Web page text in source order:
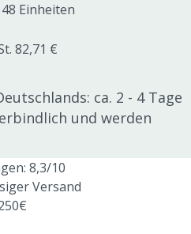
48 Einheiten
82,71 €
ca. 2 - 4 Tage
und werden
8,3/10
Versand